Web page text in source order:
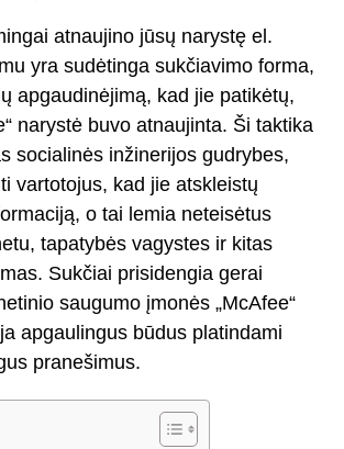
atnaujino jūsų narystę el.
yra sudėtinga sukčiavimo forma,
apgaudinėjimą, kad jie patikėtų,
narystė buvo atnaujinta. Ši taktika
socialinės inžinerijos gudrybes,
vartotojus, kad jie atskleistų
o tai lemia neteisėtus
tapatybės vagystes ir kitas
Sukčiai prisidengia gerai
saugumo įmonės „McAfee“
apgaulingus būdus platindami
pranešimus.